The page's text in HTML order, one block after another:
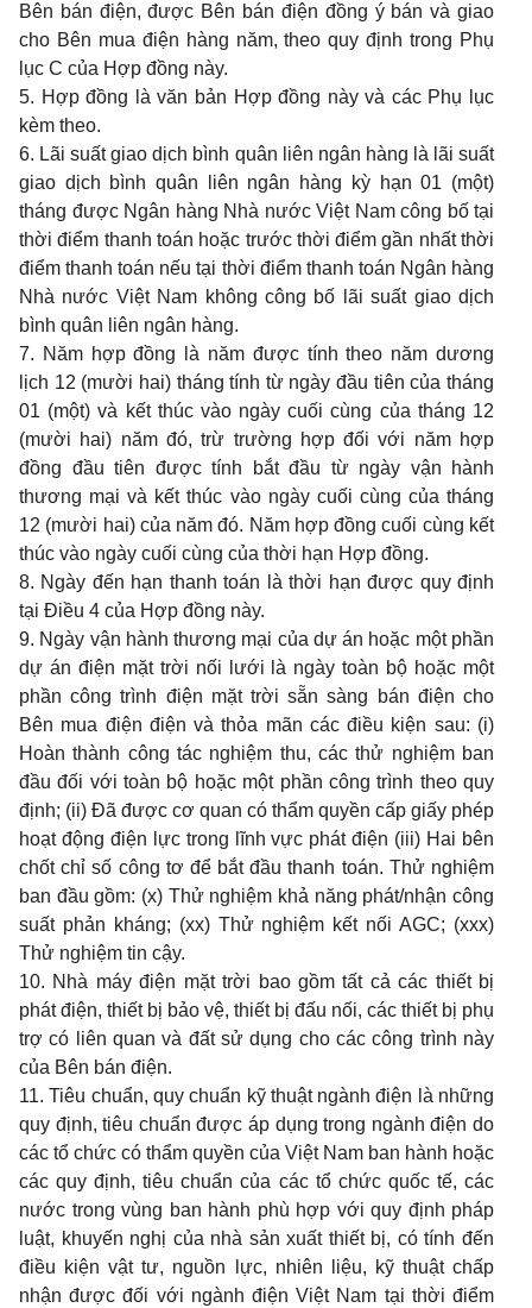
Bên bán điện, được Bên bán điện đồng ý bán và giao
cho Bên mua điện hàng năm, theo quy định trong Phụ
lục C của Hợp đồng này.
5. Hợp đồng là văn bản Hợp đồng này và các Phụ lục
kèm theo.
6. Lãi suất giao dịch bình quân liên ngân hàng là lãi suất
giao dịch bình quân liên ngân hàng kỳ hạn 01 (một)
tháng được Ngân hàng Nhà nước Việt Nam công bố tại
thời điểm thanh toán hoặc trước thời điểm gần nhất thời
điểm thanh toán nếu tại thời điểm thanh toán Ngân hàng
Nhà nước Việt Nam không công bố lãi suất giao dịch
bình quân liên ngân hàng.
7. Năm hợp đồng là năm được tính theo năm dương
lịch 12 (mười hai) tháng tính từ ngày đầu tiên của tháng
01 (một) và kết thúc vào ngày cuối cùng của tháng 12
(mười hai) năm đó, trừ trường hợp đối với năm hợp
đồng đầu tiên được tính bắt đầu từ ngày vận hành
thương mại và kết thúc vào ngày cuối cùng của tháng
12 (mười hai) của năm đó. Năm hợp đồng cuối cùng kết
thúc vào ngày cuối cùng của thời hạn Hợp đồng.
8. Ngày đến hạn thanh toán là thời hạn được quy định
tại Điều 4 của Hợp đồng này.
9. Ngày vận hành thương mại của dự án hoặc một phần
dự án điện mặt trời nối lưới là ngày toàn bộ hoặc một
phần công trình điện mặt trời sẵn sàng bán điện cho
Bên mua điện điện và thỏa mãn các điều kiện sau: (i)
Hoàn thành công tác nghiệm thu, các thử nghiệm ban
đầu đối với toàn bộ hoặc một phần công trình theo quy
định; (ii) Đã được cơ quan có thẩm quyền cấp giấy phép
hoạt động điện lực trong lĩnh vực phát điện (iii) Hai bên
chốt chỉ số công tơ để bắt đầu thanh toán. Thử nghiệm
ban đầu gồm: (x) Thử nghiệm khả năng phát/nhận công
suất phản kháng; (xx) Thử nghiệm kết nối AGC; (xxx)
Thử nghiệm tin cậy.
10. Nhà máy điện mặt trời bao gồm tất cả các thiết bị
phát điện, thiết bị bảo vệ, thiết bị đấu nối, các thiết bị phụ
trợ có liên quan và đất sử dụng cho các công trình này
của Bên bán điện.
11. Tiêu chuẩn, quy chuẩn kỹ thuật ngành điện là những
quy định, tiêu chuẩn được áp dụng trong ngành điện do
các tổ chức có thẩm quyền của Việt Nam ban hành hoặc
các quy định, tiêu chuẩn của các tổ chức quốc tế, các
nước trong vùng ban hành phù hợp với quy định pháp
luật, khuyến nghị của nhà sản xuất thiết bị, có tính đến
điều kiện vật tư, nguồn lực, nhiên liệu, kỹ thuật chấp
nhận được đối với ngành điện Việt Nam tại thời điểm